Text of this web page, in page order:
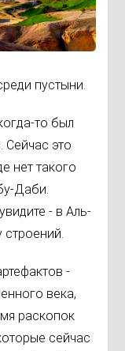
пустыни.
то был
это
нет такого
Даби.
- в Аль-
-
века,
раскопок
сейчас